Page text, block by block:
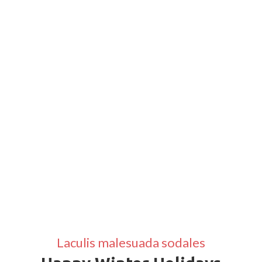
Laculis malesuada sodales